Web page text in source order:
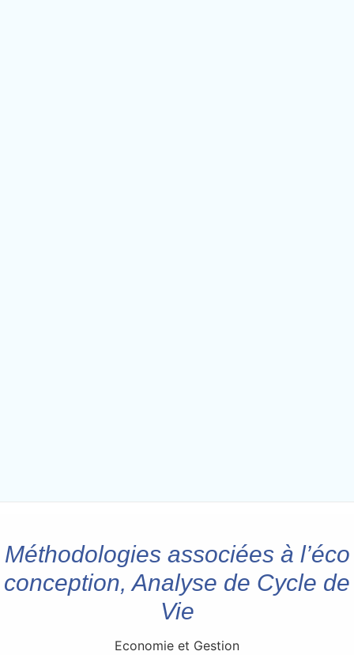
Méthodologies associées à l’éco
conception, Analyse de Cycle de
Vie
Economie et Gestion